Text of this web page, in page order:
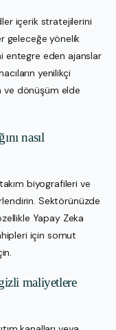
içerik stratejilerini
geleceğe yönelik
entegre eden ajanslar
yenilikçi
ve dönüşüm elde
nasıl
biyografileri ve
Sektörünüzde
Yapay Zeka
için somut
maliyetlere